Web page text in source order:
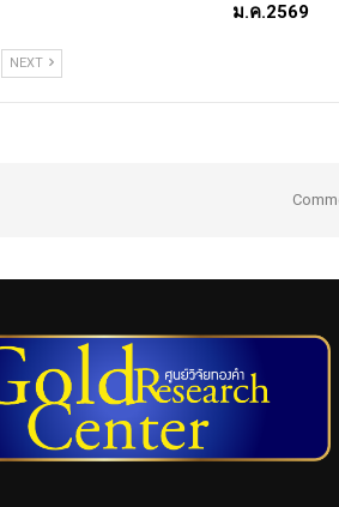
ม.ค.2569
NEXT